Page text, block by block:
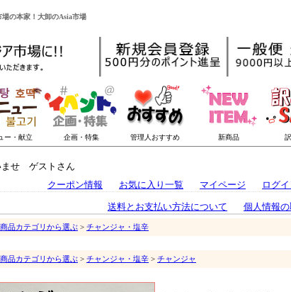
の本家！大卸のAsia市場
ませ ゲストさん
クーポン情報
お気に入り一覧 マイページ ログ
送料とお支払い方法について 個人情報
商品カテゴリから選ぶ > チャンジャ・塩辛
商品カテゴリから選ぶ > チャンジャ・塩辛 > チャンジャ